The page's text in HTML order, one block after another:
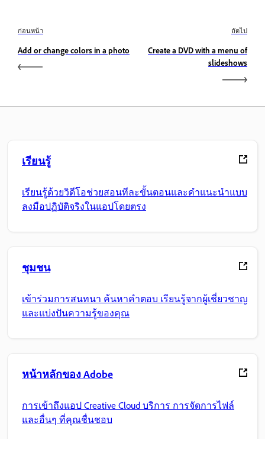
ก่อนหน้า
Add or change colors in a photo
ถัดไป
Create a DVD with a menu of
slideshows
เรียนรู้
เรียนรู้ด้วยวิดีโอช่วยสอนทีละขั้นตอนและคำแนะนำแบบ
ลงมือปฏิบัติจริงในแอปโดยตรง
ชุมชน
เข้าร่วมการสนทนา ค้นหาคำตอบ เรียนรู้จากผู้เชี่ยวชาญ
และแบ่งปันความรู้ของคุณ
หน้าหลักของ Adobe
การเข้าถึงแอป Creative Cloud บริการ การจัดการไฟล์
และอื่นๆ ที่คุณชื่นชอบ